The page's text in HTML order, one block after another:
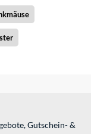
Gutschein- &